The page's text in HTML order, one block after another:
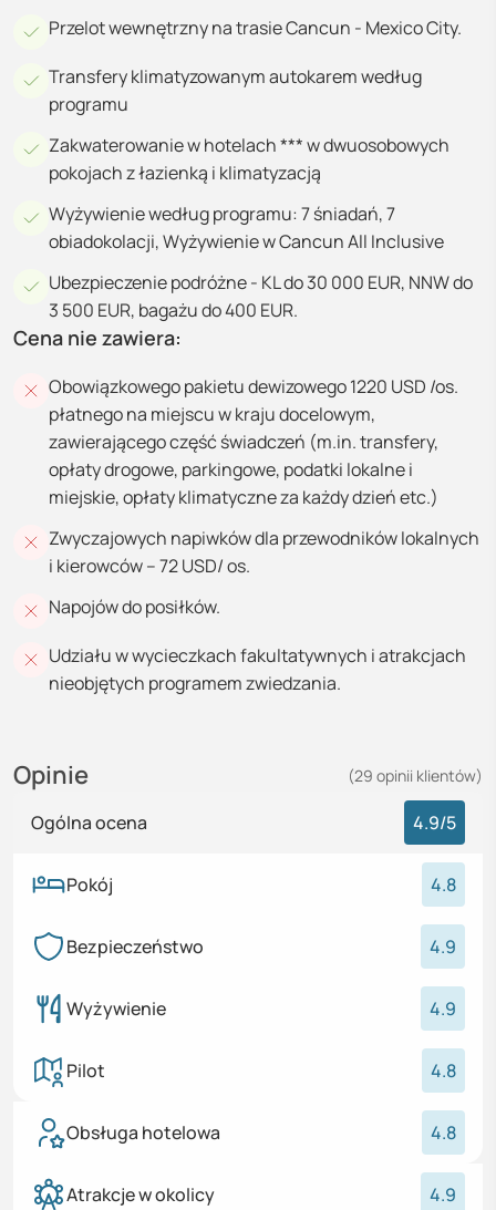
Przelot wewnętrzny na trasie Cancun - Mexico City.
Transfery klimatyzowanym autokarem według
programu
Zakwaterowanie w hotelach *** w dwuosobowych
pokojach z łazienką i klimatyzacją
Wyżywienie według programu: 7 śniadań, 7
obiadokolacji, Wyżywienie w Cancun All Inclusive
Ubezpieczenie podróżne - KL do 30 000 EUR, NNW do
3 500 EUR, bagażu do 400 EUR.
Cena nie zawiera:
Obowiązkowego pakietu dewizowego 1220 USD /os.
płatnego na miejscu w kraju docelowym,
zawierającego część świadczeń (m.in. transfery,
opłaty drogowe, parkingowe, podatki lokalne i
miejskie, opłaty klimatyczne za każdy dzień etc.)
Zwyczajowych napiwków dla przewodników lokalnych
i kierowców – 72 USD/ os.
Napojów do posiłków.
Udziału w wycieczkach fakultatywnych i atrakcjach
nieobjętych programem zwiedzania.
Opinie (29 opinii klientów)
Ogólna ocena 4.9/5
Pokój 4.8
Bezpieczeństwo 4.9
Wyżywienie 4.9
Pilot 4.8
Obsługa hotelowa 4.8
Atrakcje w okolicy 4.9